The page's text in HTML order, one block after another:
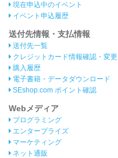
現在申込中のイベント
イベント申込履歴
送付先情報・支払情報
送付先一覧
クレジットカード情報確認・変更
購入履歴
電子書籍・データダウンロード
SEshop.com ポイント確認
Webメディア
プログラミング
エンタープライズ
マーケティング
ネット通販